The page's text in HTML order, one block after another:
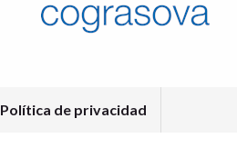
Política de privacidad